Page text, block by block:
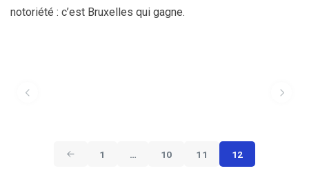
notoriété : c’est Bruxelles qui gagne.
1 … 10 11 12